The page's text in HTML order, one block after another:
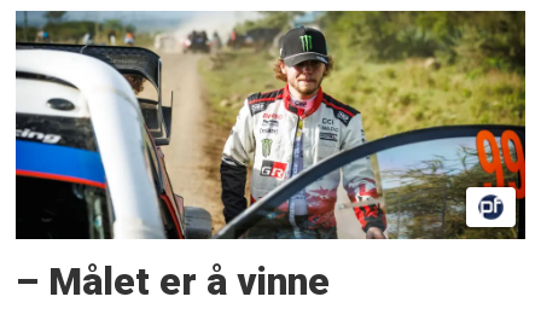
– Målet er å vinne